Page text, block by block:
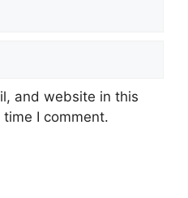
and website in this
I comment.